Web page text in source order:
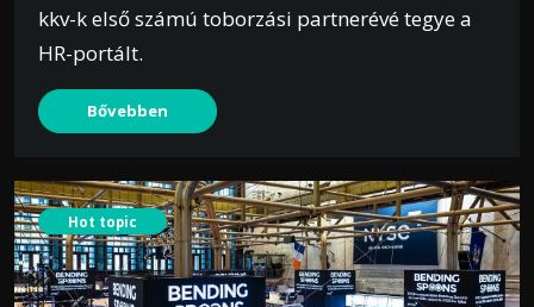
kkv-k első számú toborzási partnerévé tegye a
HR-portált.
Bővebben
Hot topic